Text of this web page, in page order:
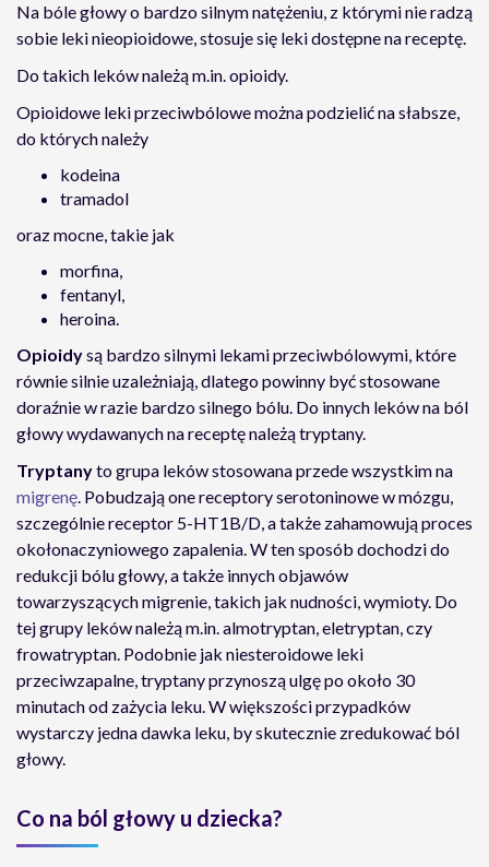
Na bóle głowy o bardzo silnym natężeniu, z którymi nie radzą
sobie leki nieopioidowe, stosuje się leki dostępne na receptę.
Do takich leków należą m.in. opioidy.
Opioidowe leki przeciwbólowe można podzielić na słabsze,
do których należy
kodeina
tramadol
oraz mocne, takie jak
morfina,
fentanyl,
heroina.
Opioidysą bardzo silnymi lekami przeciwbólowymi, które
równie silnie uzależniają, dlatego powinny być stosowane
doraźnie w razie bardzo silnego bólu. Do innych leków na ból
głowy wydawanych na receptę należą tryptany.
Tryptanyto grupa leków stosowana przede wszystkim na
migrenę. Pobudzają one receptory serotoninowe w mózgu,
szczególnie receptor 5-HT1B/D, a także zahamowują proces
okołonaczyniowego zapalenia. W ten sposób dochodzi do
redukcji bólu głowy, a także innych objawów
towarzyszących migrenie, takich jak nudności, wymioty. Do
tej grupy leków należą m.in. almotryptan, eletryptan, czy
frowatryptan. Podobnie jak niesteroidowe leki
przeciwzapalne, tryptany przynoszą ulgę po około 30
minutach od zażycia leku. W większości przypadków
wystarczy jedna dawka leku, by skutecznie zredukować ból
głowy.
Co na ból głowy u dziecka?